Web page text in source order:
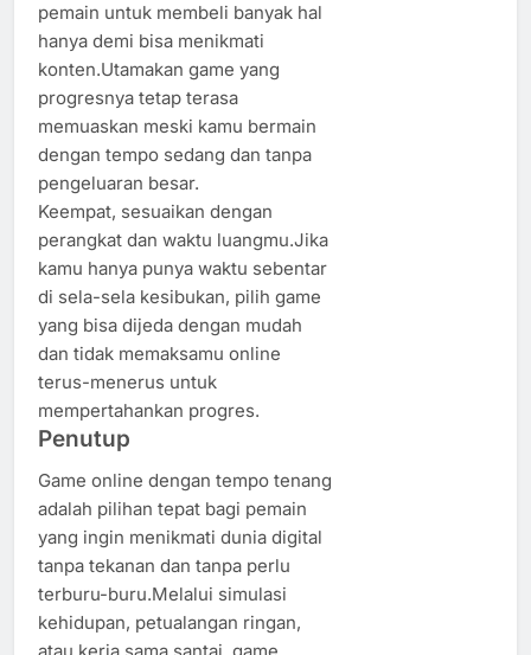
pemain untuk membeli banyak hal
hanya demi bisa menikmati
konten.Utamakan game yang
progresnya tetap terasa
memuaskan meski kamu bermain
dengan tempo sedang dan tanpa
pengeluaran besar.
Keempat, sesuaikan dengan
perangkat dan waktu luangmu.Jika
kamu hanya punya waktu sebentar
di sela-sela kesibukan, pilih game
yang bisa dijeda dengan mudah
dan tidak memaksamu online
terus-menerus untuk
mempertahankan progres.
Penutup
Game online dengan tempo tenang
adalah pilihan tepat bagi pemain
yang ingin menikmati dunia digital
tanpa tekanan dan tanpa perlu
terburu-buru.Melalui simulasi
kehidupan, petualangan ringan,